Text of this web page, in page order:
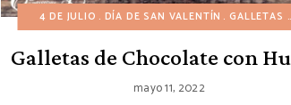
PASCUA PASTELES POSTRES DE FRUTAS POSTRES
4 DE JULIO DÍA DE SAN VALENTÍN GALLETAS DULCES
Galletas de Chocolate con
mayo 11, 2022